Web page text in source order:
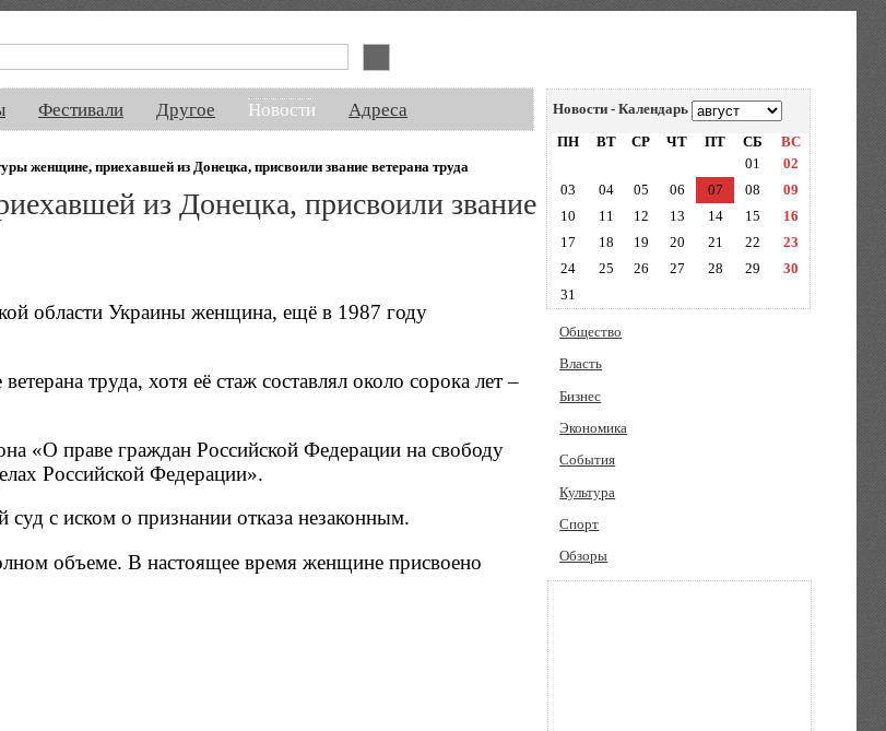
Фестивали Другое Новости Адреса
женщине, приехавшей из Донецка, присвоили звание ветерана труда
из Донецка, присвоили звание
области Украины женщина, ещё в 1987 году
труда, хотя её стаж составлял около сорока лет –
«О праве граждан Российской Федерации на свободу
Российской Федерации».
с иском о признании отказа незаконным.
объеме. В настоящее время женщине присвоено
Новости - Календарь
ПН
ВТ СР ЧТ ПТ СБ
ВС
01
02
03
04 05 06 07 08
09
10
11 12 13 14 15
16
17
18 19 20 21 22
23
24
25 26 27 28 29
30
31
Общество
Власть
Бизнес
Экономика
События
Культура
Спорт
Обзоры